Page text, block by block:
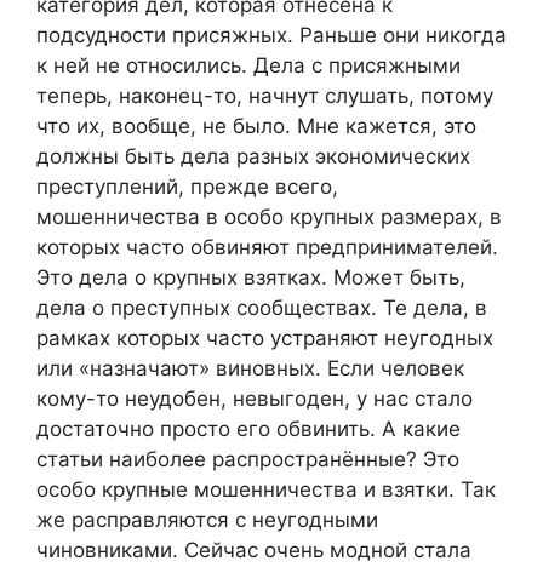
категория дел, которая отнесена к
подсудности присяжных. Раньше они никогда
к ней не относились. Дела с присяжными
теперь, наконец-то, начнут слушать, потому
что их, вообще, не было. Мне кажется, это
должны быть дела разных экономических
преступлений, прежде всего,
мошенничества в особо крупных размерах, в
которых часто обвиняют предпринимателей.
Это дела о крупных взятках. Может быть,
дела о преступных сообществах. Те дела, в
рамках которых часто устраняют неугодных
или «назначают» виновных. Если человек
кому-то неудобен, невыгоден, у нас стало
достаточно просто его обвинить. А какие
статьи наиболее распространённые? Это
особо крупные мошенничества и взятки. Так
же расправляются с неугодными
чиновниками. Сейчас очень модной стала